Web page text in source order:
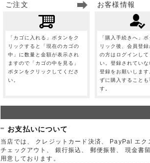
ご注文
「カゴに入れる」ボタンをク
リックすると「現在のカゴの
中」に数量と金額が表示され
ますので「カゴの中を見る」
ボタンをクリックしてくださ
い。
お客様情報
「購入手続きへ」ボ
リック後、会員登
の方はログインして
い。登録されていな
登録をお願いします
ずに購入することも
す。
お支払いについて
当店では、 クレジットカード決済、 PayPal エク
チェックアウト、 銀行振込、 郵便振替、 現金書
用意しております。